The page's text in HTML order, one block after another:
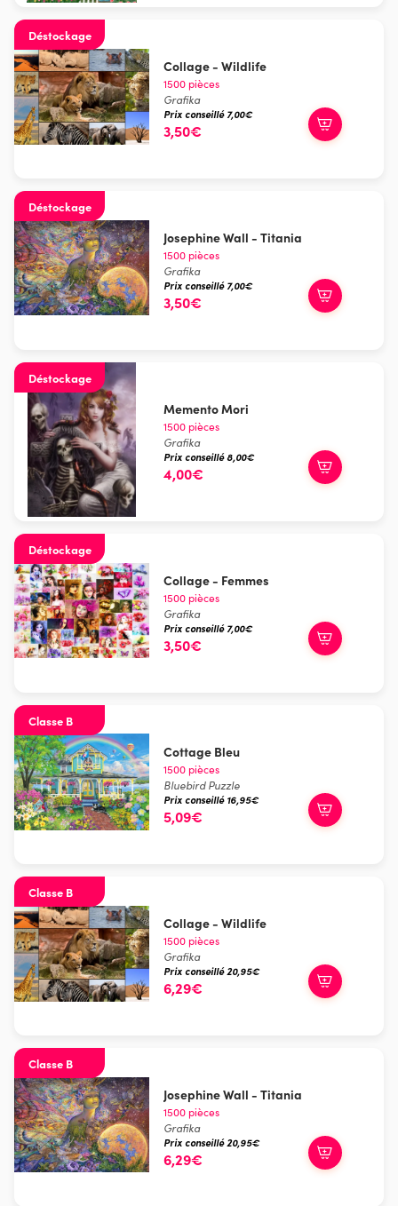
Déstockage
Collage - Wildlife
1500 pièces
Grafika
Prix conseillé 7,00€
3,50€
Déstockage
Josephine Wall - Titania
1500 pièces
Grafika
Prix conseillé 7,00€
3,50€
Déstockage
Memento Mori
1500 pièces
Grafika
Prix conseillé 8,00€
4,00€
Déstockage
Collage - Femmes
1500 pièces
Grafika
Prix conseillé 7,00€
3,50€
Classe B
Cottage Bleu
1500 pièces
Bluebird Puzzle
Prix conseillé 16,95€
5,09€
Classe B
Collage - Wildlife
1500 pièces
Grafika
Prix conseillé 20,95€
6,29€
Classe B
Josephine Wall - Titania
1500 pièces
Grafika
Prix conseillé 20,95€
6,29€